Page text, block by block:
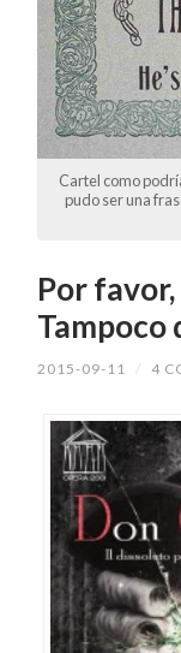
Cartel como
pudo ser una
Por
Tampoco
2015-09-11 / 4